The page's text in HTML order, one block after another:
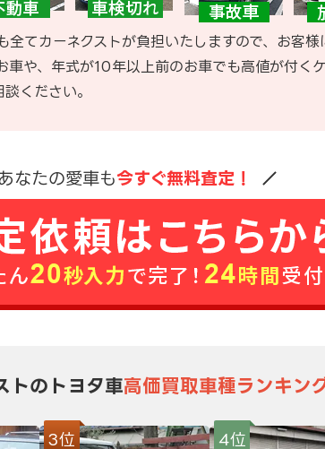
全てカーネクストが負担いたしますので、お客
や、年式が10年以上前のお車でも高値が付く
ください。
なたの愛車も今すぐ無料査定！
トのトヨタ車高価買取車種ランキン
3位 4位